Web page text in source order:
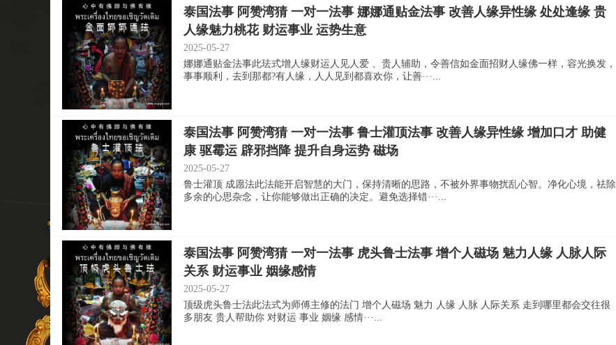
泰国法事 阿赞湾猜 一对一法事 娜娜通贴金法事 改善人缘异性缘 处处逢缘 贵
人缘魅力桃花 财运事业 运势生意
2025-05-27
娜娜通贴金法事此珐式增人缘财运人见人爱 、贵人辅助，令善信如金面招财人缘佛一样，容光换发，
事事顺利，去到那都?有人缘，人人见到都喜欢你，让善···...
泰国法事 阿赞湾猜 一对一法事 鲁士灌顶法事 改善人缘异性缘 增加口才 助健
康 驱霉运 辟邪挡降 提升自身运势 磁场
2025-05-27
鲁士灌顶 成愿法此法能开启智慧的大门，保持清晰的思路，不被外界事物扰乱心智。净化心境，祛除
多余的心思杂念，让你能够做出正确的决定。避免选择错···...
泰国法事 阿赞湾猜 一对一法事 虎头鲁士法事 增个人磁场 魅力人缘 人脉人际
关系 财运事业 姻缘感情
2025-05-27
顶级虎头鲁士法此法式为师傅主修的法门 增个人磁场 魅力 人缘 人脉 人际关系 走到哪里都会交往很
多朋友 贵人帮助你 对财运 事业 姻缘 感情···...